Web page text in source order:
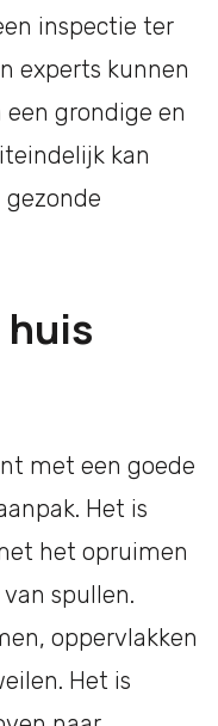
inspectie ter
experts kunnen
een grondige en
kan
gezonde
huis
met een goede
Het is
het opruimen
spullen.
oppervlakken
Het is